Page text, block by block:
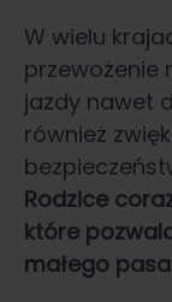
W wielu
przewożenie
jazdy nawet
również
Rodzice
które
małego